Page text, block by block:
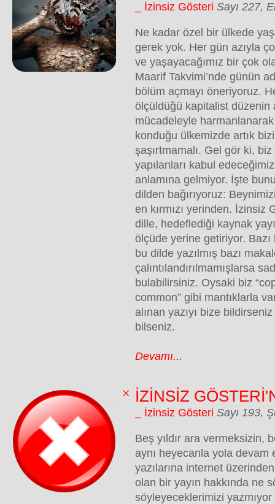
_ İzinsiz Gösteri Sayı 227,
Ne kadar özel bir ülkede
gerek yok. Her gün azıyla
ve yaşayacağımız bir çok
Maarif Takvimi’nde günün
bölüm açmayı öneriyoruz.
ölçüldüğü kapitalist düzenin
mücadeleyle
konduğu ülkemizde artık
şaşırtmamalı. Gel gör ki,
yapılanları kabul
anlamına gelmiyor. İşte
dilden bağırıyoruz:
en kırmızı yerinden. İzinsiz
dille, hedeflediği kaynak
ölçüde yerine getiriyor.
bu dilde yazılmış bazı
çalıntılandırılmamışlarsa
bulabilirsiniz. Oysaki biz
common” gibi mantıklarla
alınan yazıyı bize
bilseniz.
Devamı...
İZİNSİZ
_ İzinsiz Gösteri Sayı 193,
Beş yıldır ara vermeksizin,
aynı heyecanla yola devam
yazılarına internet
olan bir yayın hakkında ne
söyleyeceklerimizi